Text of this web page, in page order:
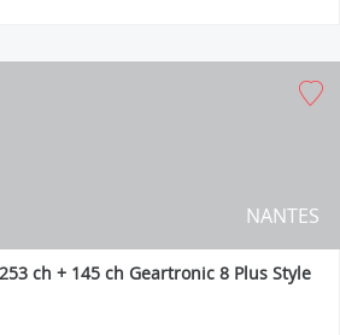
NANTES
ch + 145 ch Geartronic 8 Plus Style